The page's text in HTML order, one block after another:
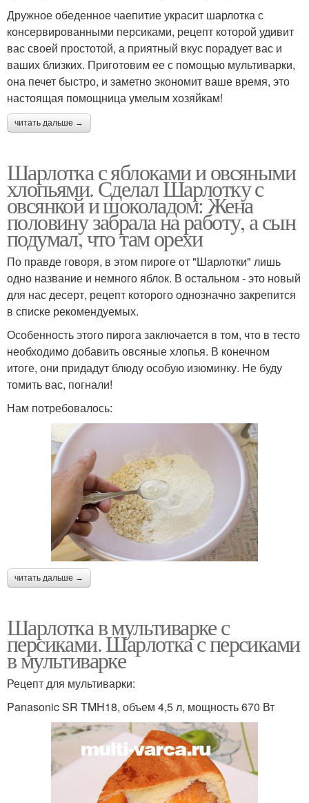
Дружное обеденное чаепитие украсит шарлотка с
консервированными персиками, рецепт которой удивит
вас своей простотой, а приятный вкус порадует вас и
ваших близких. Приготовим ее с помощью мультиварки,
она печет быстро, и заметно экономит ваше время, это
настоящая помощница умелым хозяйкам!
читать дальше →
Шарлотка с яблоками и овсяными
хлопьями. Сделал Шарлотку с
овсянкой и шоколадом: Жена
половину забрала на работу, а сын
подумал, что там орехи
По правде говоря, в этом пироге от "Шарлотки" лишь
одно название и немного яблок. В остальном - это новый
для нас десерт, рецепт которого однозначно закрепится
в списке рекомендуемых.
Особенность этого пирога заключается в том, что в тесто
необходимо добавить овсяные хлопья. В конечном
итоге, они придадут блюду особую изюминку. Не буду
томить вас, погнали!
Нам потребовалось:
читать дальше →
Шарлотка в мультиварке с
персиками. Шарлотка с персиками
в мультиварке
Рецепт для мультиварки:
Panasonic SR TMH18, объем 4,5 л, мощность 670 Вт